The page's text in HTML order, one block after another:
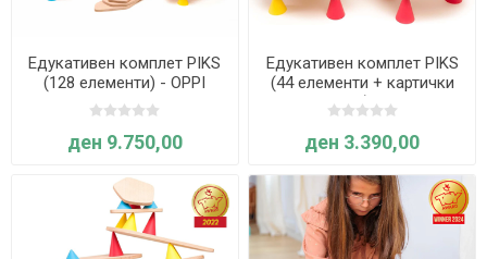
Едукативен комплет PIKS
(128 елементи) - OPPI
ден 9.750,00
Едукативен комплет PIKS
(44 елементи + картички
со идеи) - OPPI
ден 3.390,00